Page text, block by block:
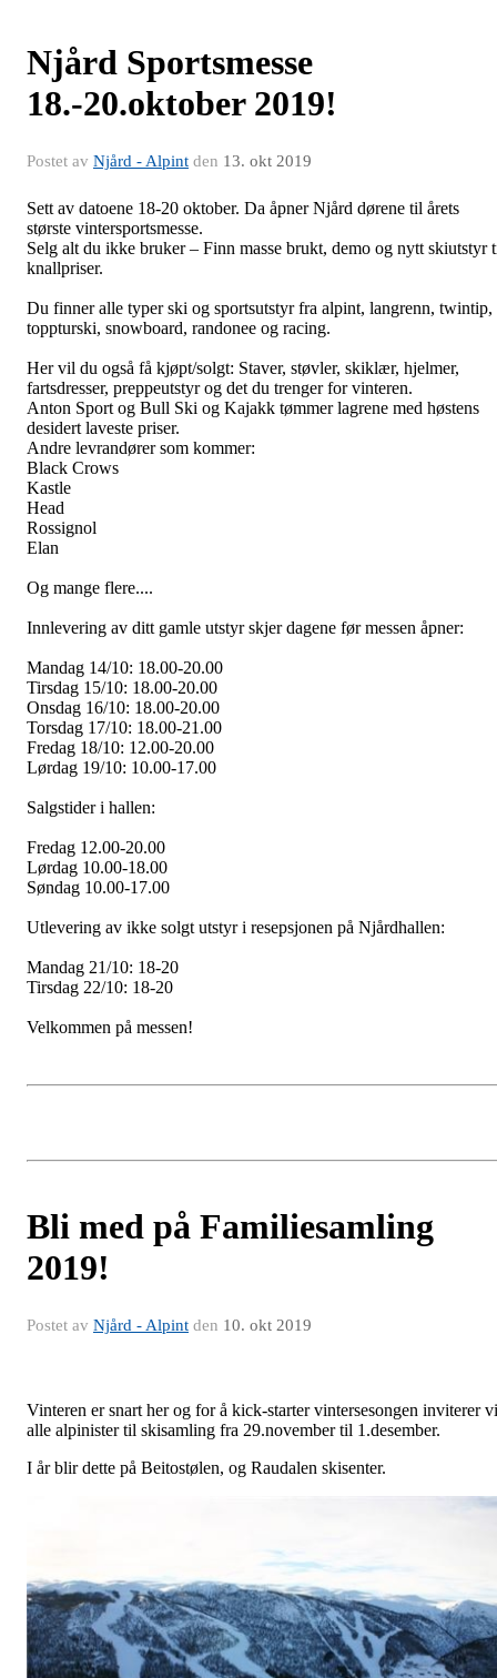
Njård Sportsmesse
18.-20.oktober 2019!
Postet av Njård - Alpint den 13. okt 2019
Sett av datoene 18-20 oktober. Da åpner Njård dørene til årets
største vintersportsmesse.
Selg alt du ikke bruker – Finn masse brukt, demo og nytt skiutstyr
knallpriser.
Du finner alle typer ski og sportsutstyr fra alpint, langrenn, twintip,
toppturski, snowboard, randonee og racing.
Her vil du også få kjøpt/solgt: Staver, støvler, skiklær, hjelmer,
fartsdresser, preppeutstyr og det du trenger for vinteren.
Anton Sport og Bull Ski og Kajakk tømmer lagrene med høstens
desidert laveste priser.
Andre levrandører som kommer:
Black Crows
Kastle
Head
Rossignol
Elan
Og mange flere....
Innlevering av ditt gamle utstyr skjer dagene før messen åpner:
Mandag 14/10: 18.00-20.00
Tirsdag 15/10: 18.00-20.00
Onsdag 16/10: 18.00-20.00
Torsdag 17/10: 18.00-21.00
Fredag 18/10: 12.00-20.00
Lørdag 19/10: 10.00-17.00
Salgstider i hallen:
Fredag 12.00-20.00
Lørdag 10.00-18.00
Søndag 10.00-17.00
Utlevering av ikke solgt utstyr i resepsjonen på Njårdhallen:
Mandag 21/10: 18-20
Tirsdag 22/10: 18-20
Velkommen på messen!
Bli med på Familiesamling
2019!
Postet av Njård - Alpint den 10. okt 2019
Vinteren er snart her og for å kick-starter vintersesongen inviterer vi
alle alpinister til skisamling fra 29.november til 1.desember.
I år blir dette på Beitostølen, og Raudalen skisenter.